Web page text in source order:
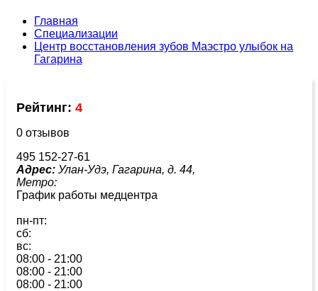
Главная
Специализации
Центр восстановления зубов Маэстро улыбок на
Гагарина
Рейтинг: 4
0 отзывов
495 152-27-61
Адрес: Улан-Удэ, Гагарина, д. 44,
Метро:
График работы медцентра
пн-пт:
сб:
вс:
08:00 - 21:00
08:00 - 21:00
08:00 - 21:00